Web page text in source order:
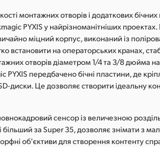
монтажних отворів і додаткових
PYXIS у найрізноманітніших
міцний корпус, виконаний із
встановити на операторських кранах,
отворів діаметром 1/4 та 3/8 дюйма на
PYXIS передбачено бічні пластини, де
диски. Це дозволяє створити ідеальну
сенсор із величезною
за Super 35, дозволяє знімати з
об'єктиви для створення контенту